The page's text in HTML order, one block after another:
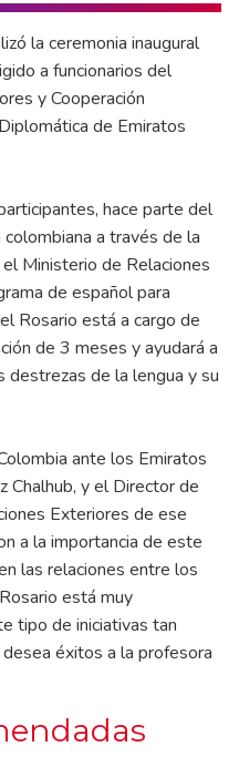
la ceremonia inaugural
a funcionarios del
y Cooperación
de Emiratos
hace parte del
a través de la
Ministerio de Relaciones
de español para
Rosario está a cargo de
de 3 meses y ayudará a
de la lengua y su
ante los Emiratos
Chalhub, y el Director de
Exteriores de ese
a la importancia de este
las relaciones entre los
está muy
tipo de iniciativas tan
éxitos a la profesora